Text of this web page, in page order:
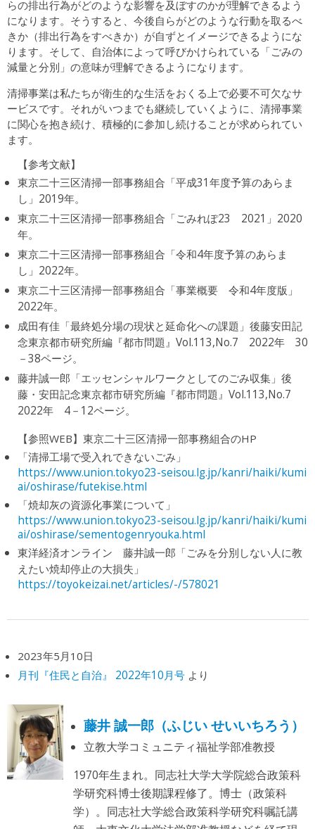
らの排出行為がどのような影響を及ぼすのかが理解できるよう
になります。そうすると、今後自らがどのような行動を取るべ
きか（排出行為をすべきか）が自ずとイメージできるようにな
ります。そして、自治体によって呼びかけられている「ごみの
減量と分別」の意味が理解できるようになります。
清掃事業は私たちが衛生的な生活をおくる上で必要不可欠なサ
ービスです。それがいつまでも継続していくように、清掃事業
に関心を抱き続け、積極的に参加し続けることが求められてい
ます。
【参考文献】
東京二十三区清掃一部事務組合「平成31年度予算のあらま
し」2019年。
東京二十三区清掃一部事務組合「ごみれぽ23 2021」2020
年。
東京二十三区清掃一部事務組合「令和4年度予算のあらま
し」2022年。
東京二十三区清掃一部事務組合「事業概要 令和4年度版」
2022年。
成田有佳「最終処分場の現状と延命化への課題」後藤安田記
念東京都市研究所編『都市問題』Vol.113,No.7 2022年 30
－38ページ。
藤井誠一郎「エッセンシャルワークとしてのごみ収集」後
藤・安田記念東京都市研究所編『都市問題』Vol.113,No.7
2022年 4－12ページ。
【参照WEB】東京二十三区清掃一部事務組合のHP
「清掃工場で受入れできないごみ」
https://www.union.tokyo23-seisou.lg.jp/kanri/haiki/kumi
ai/oshirase/futekise.html
「焼却灰の資源化事業について」
https://www.union.tokyo23-seisou.lg.jp/kanri/haiki/kumi
ai/oshirase/sementogenryouka.html
東洋経済オンライン 藤井誠一郎「ごみを分別しない人に教
えたい焼却停止の大損失」
https://toyokeizai.net/articles/-/578021
2023年5月10日
月刊『住民と自治』 2022年10月号より
藤井 誠一郎（ふじい せいいちろう）
立教大学コミュニティ福祉学部准教授
1970年生まれ。同志社大学大学院総合政策科
学研究科博士後期課程修了。博士（政策科
学）。同志社大学総合政策科学研究科嘱託講